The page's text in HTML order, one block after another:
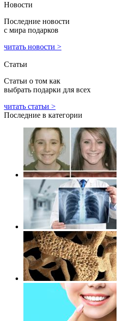
Новости
Последние новости
с мира подарков
читать новости >
Статьи
Статьи о том как
выбрать подарки для всех
читать статьи >
Последние в категории